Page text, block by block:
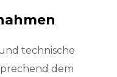
technische
dem